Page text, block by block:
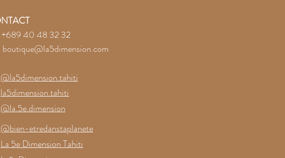
+689 40 48 32 32
boutique@la5dimension.com
@la5dimension.tahiti
la5dimension.tahiti
@la.5e.dimension
@bien-etredanstaplanete
La 5e Dimension Tahiti